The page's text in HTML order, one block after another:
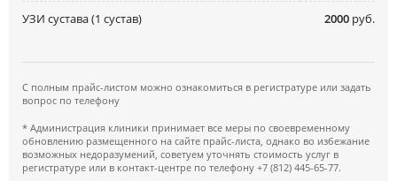
УЗИ сустава (1 сустав) 2000 руб.
С полным прайс-листом можно ознакомиться в регистратуре или задать
вопрос по телефону
* Администрация клиники принимает все меры по своевременному
обновлению размещенного на сайте прайс-листа, однако во избежание
возможных недоразумений, советуем уточнять стоимость услуг в
регистратуре или в контакт-центре по телефону +7 (812) 445-65-77.